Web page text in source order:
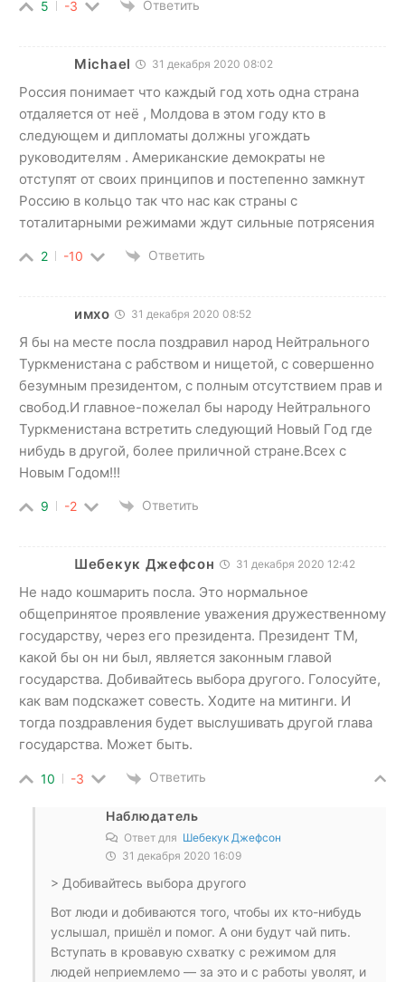
5 -3 Ответить
Michael 31 декабря 2020 08:02
Россия понимает что каждый год хоть одна страна
отдаляется от неё , Молдова в этом году кто в
следующем и дипломаты должны угождать
руководителям . Американские демократы не
отступят от своих принципов и постепенно замкнут
Россию в кольцо так что нас как страны с
тоталитарными режимами ждут сильные потрясения
2 -10 Ответить
имхо 31 декабря 2020 08:52
Я бы на месте посла поздравил народ Нейтрального
Туркменистана с рабством и нищетой, с совершенно
безумным президентом, с полным отсутствием прав и
свобод.И главное-пожелал бы народу Нейтрального
Туркменистана встретить следующий Новый Год где
нибудь в другой, более приличной стране.Всех с
Новым Годом!!!
9 -2 Ответить
Шебекук Джефсон 31 декабря 2020 12:42
Не надо кошмарить посла. Это нормальное
общепринятое проявление уважения дружественному
государству, через его президента. Президент ТМ,
какой бы он ни был, является законным главой
государства. Добивайтесь выбора другого. Голосуйте,
как вам подскажет совесть. Ходите на митинги. И
тогда поздравления будет выслушивать другой глава
государства. Может быть.
10 -3 Ответить
Наблюдатель
Ответ для Шебекук Джефсон
31 декабря 2020 16:09
> Добивайтесь выбора другого
Вот люди и добиваются того, чтобы их кто-нибудь
услышал, пришёл и помог. А они будут чай пить.
Вступать в кровавую схватку с режимом для
людей неприемлемо — за это и с работы уволят, и